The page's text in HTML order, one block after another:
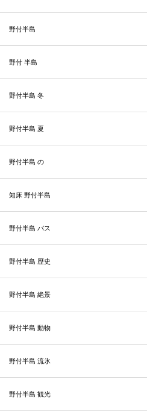
野付半島
野付 半島
野付半島 冬
野付半島 夏
野付半島 の
知床 野付半島
野付半島 バス
野付半島 歴史
野付半島 絶景
野付半島 動物
野付半島 流氷
野付半島 観光